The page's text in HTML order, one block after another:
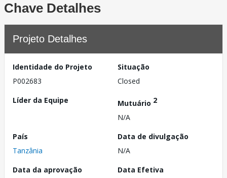
Chave Detalhes
Projeto Detalhes
Identidade do Projeto
P002683
Situação
Closed
Líder da Equipe
Mutuário 2
N/A
País
Tanzânia
Data de divulgação
N/A
Data da aprovação
Data Efetiva